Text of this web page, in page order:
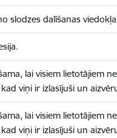
slodzes dalīšanas
lai visiem lietotājiem
viņi ir izlasījuši un
lai visiem lietotājiem
viņi ir izlasījuši un